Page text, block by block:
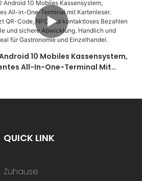
Android 10 Mobiles Kassensystem,
All-In-One-Terminal Mit
Abwicklung. Handlich Und
QUICK LINK
Zuhause